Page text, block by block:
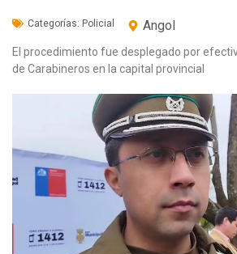
Categorías: Policial Angol
El procedimiento fue desplegado por
de Carabineros en la capital provincial